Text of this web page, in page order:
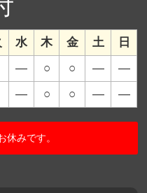
水 木 金 土
日
― ○ ○ ―
―
― ○ ○ ― ―
みです。